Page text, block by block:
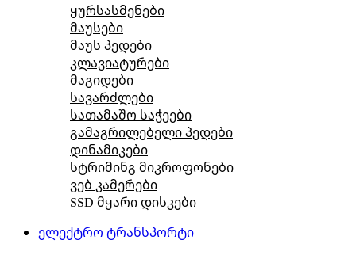
ყურსასმენები
მაუსები
მაუს პედები
კლავიატურები
მაგიდები
სავარძლები
სათამაშო საჭეები
გამაგრილებელი პედები
დინამიკები
სტრიმინგ მიკროფონები
ვებ კამერები
SSD მყარი დისკები
ელექტრო ტრანსპორტი